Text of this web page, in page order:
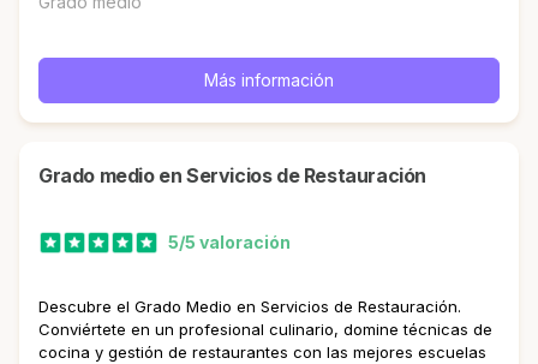
Más información
Grado medio en Servicios de Restauración
5/5 valoración
Descubre el Grado Medio en Servicios de Restauración.
Conviértete en un profesional culinario, domine técnicas de
cocina y gestión de restaurantes con las mejores escuelas